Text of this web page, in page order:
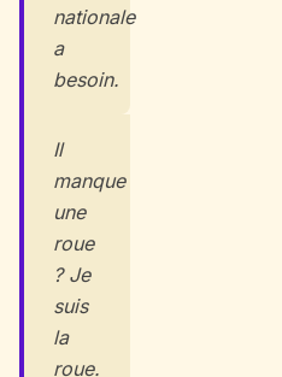
nationale
a
besoin.
Il
manque
une
roue
? Je
suis
la
roue.